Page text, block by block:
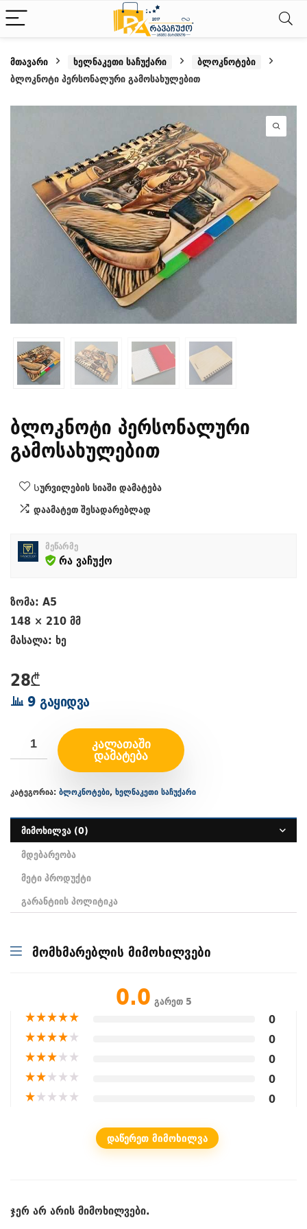
მთავარი ხელნაკეთი საჩუქარი
ბლოკნოტები
ბლოკნოტი პერსონალური გამოსახულებით
ბლოკნოტი პერსონალური
გამოსახულებით
Სურვილების სიაში დამატება
დაამატეთ შესადარებლად
მეწარმე
რა ვაჩუქო
ზომა: A5
148 × 210 მმ
მასალა: ხე
28₾
9 გაყიდვა
ᲙᲐᲚᲐᲗᲐᲨᲘ
ᲓᲐᲛᲐᲢᲔᲑᲐ
კატეგორია: ბლოკნოტები, ხელნაკეთი საჩუქარი
მიმოხილვა (0)
მდებარეობა
მეტი პროდუქტი
გარანტიის პოლიტიკა
მომხმარებლის მიმოხილვები
0.0 გარეთ 5
★★★★★ 0
★★★★★ 0
★★★★★ 0
★★★★★ 0
★★★★★ 0
ᲓᲐᲬᲔᲠᲔᲗ ᲛᲘᲛᲝᲮᲘᲚᲕᲐ
ჯერ არ არის მიმოხილვები.